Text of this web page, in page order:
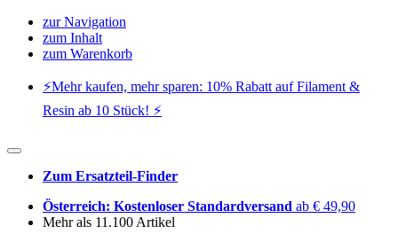
zur Navigation
zum Inhalt
zum Warenkorb
⚡️Mehr kaufen, mehr sparen: 10% Rabatt auf Filament &
Resin ab 10 Stück! ⚡️
Zum Ersatzteil-Finder
Österreich: Kostenloser Standardversand ab € 49,90
Mehr als 11.100 Artikel